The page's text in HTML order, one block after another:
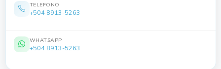
TELEFONO
+504 8913-5263
WHATSAPP
+504 8913-5263